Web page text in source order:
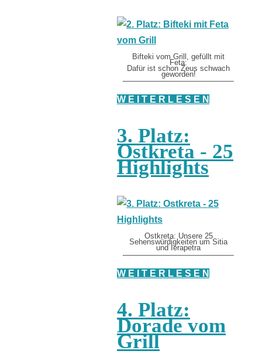
Bifteki vom Grill, gefüllt mit
Feta:
Dafür ist schon Zeus schwach
geworden!
W E I T E R L E S E N
3. Platz:
Ostkreta - 25
Highlights
Ostkreta: Unsere 25
Sehenswürdigkeiten um Sitia
und Ierapetra
W E I T E R L E S E N
4. Platz:
Dorade vom
Grill